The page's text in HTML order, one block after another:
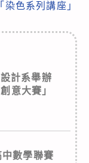
色系列講座」
計系舉辦
意大賽」
數學聯賽